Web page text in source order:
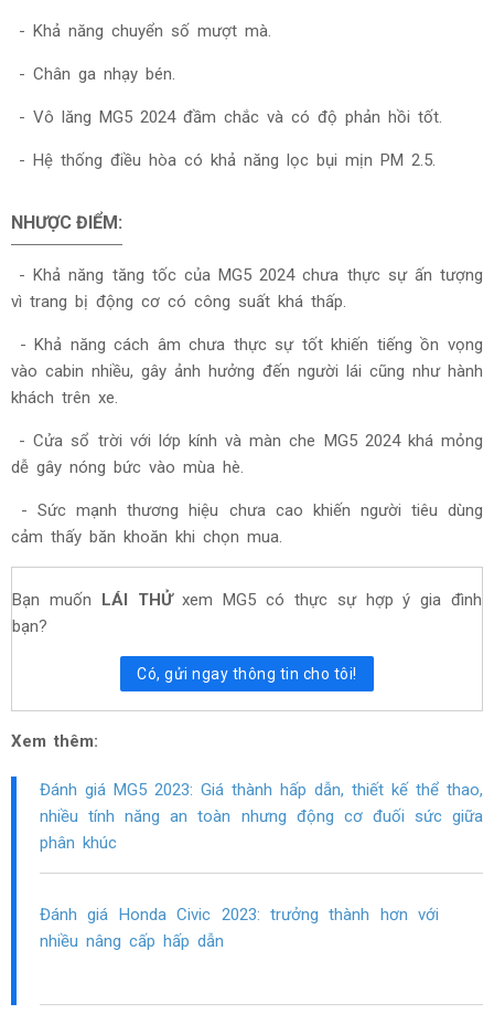
- Khả năng chuyển số mượt mà.
- Chân ga nhạy bén.
- Vô lăng MG5 2024đầm chắc và có độ phản hồi tốt.
- Hệ thống điều hòa có khả năng lọc bụi mịn PM 2.5.
NHƯỢC ĐIỂM:
- Khả năng tăng tốc của MG5 2024chưa thực sự ấn tượng
vì trang bị động cơ có công suất khá thấp.
- Khả năng cách âm chưa thực sự tốt khiến tiếng ồn vọng
vào cabin nhiều, gây ảnh hưởng đến người lái cũng như hành
khách trên xe.
- Cửa sổ trời với lớp kính và màn che MG5 2024khá mỏng
dễ gây nóng bức vào mùa hè.
- Sức mạnh thương hiệu chưa cao khiến người tiêu dùng
cảm thấy băn khoăn khi chọn mua.
Bạn muốn LÁI THỬxem MG5 có thực sự hợp ý gia đình
bạn?
Có, gửi ngay thông tin cho tôi!
Xem thêm:
Đánh giá MG5 2023: Giá thành hấp dẫn, thiết kế thể thao,
nhiều tính năng an toàn nhưng động cơ đuối sức giữa
phân khúc
Đánh giá Honda Civic 2023: trưởng thành hơn với
nhiều nâng cấp hấp dẫn